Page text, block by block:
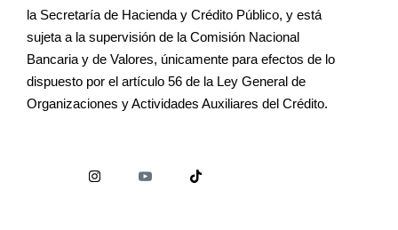
la Secretaría de Hacienda y Crédito Público, y está
sujeta a la supervisión de la Comisión Nacional
Bancaria y de Valores, únicamente para efectos de lo
dispuesto por el artículo 56 de la Ley General de
Organizaciones y Actividades Auxiliares del Crédito.